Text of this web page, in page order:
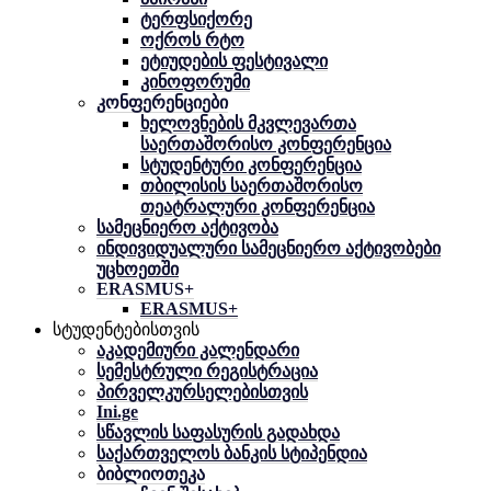
ტერფსიქორე
ოქროს რტო
ეტიუდების ფესტივალი
კინოფორუმი
კონფერენციები
ხელოვნების მკვლევართა
საერთაშორისო კონფერენცია
სტუდენტური კონფერენცია
თბილისის საერთაშორისო
თეატრალური კონფერენცია
სამეცნიერო აქტივობა
ინდივიდუალური სამეცნიერო აქტივობები
უცხოეთში
ERASMUS+
ERASMUS+
სტუდენტებისთვის
აკადემიური კალენდარი
სემესტრული რეგისტრაცია
პირველკურსელებისთვის
Ini.ge
სწავლის საფასურის გადახდა
საქართველოს ბანკის სტიპენდია
ბიბლიოთეკა